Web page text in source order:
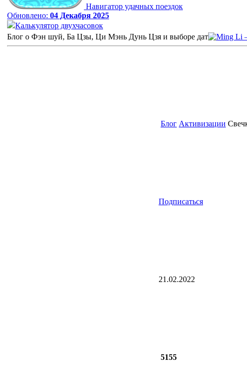
Навигатор удачных поездок
Обновлено: 04 Декабря 2025
Калькулятор двухчасовок
Блог о Фэн шуй, Ба Цзы, Ци Мэнь Дунь Цзя и выборе дат
Блог Активизации
Подписаться
21.02.2022
5155